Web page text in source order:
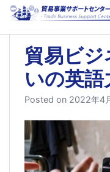
Skip
content
貿易ビ
いの英語
Posted on 2022年4